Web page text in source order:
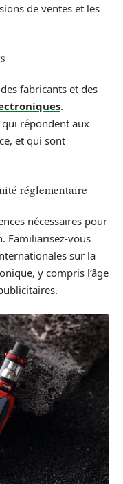
de ventes et les
fabricants et des
.
répondent aux
et qui sont
réglementaire
nécessaires pour
Familiarisez-vous
sur la
y compris l’âge